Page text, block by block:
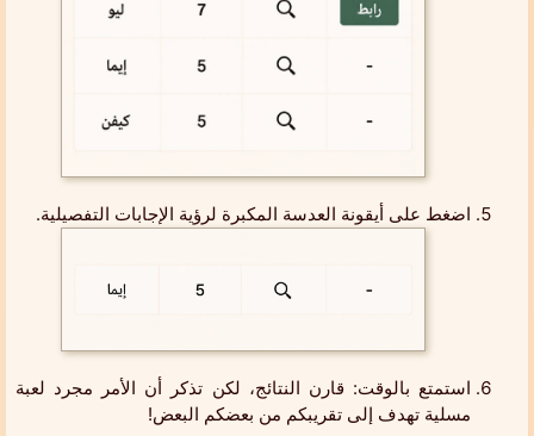
اضغط على أيقونة العدسة المكبرة لرؤية الإجابات التفصيلية.
استمتع بالوقت: قارن النتائج، لكن تذكر أن الأمر مجرد لعبة
مسلية تهدف إلى تقريبكم من بعضكم البعض!